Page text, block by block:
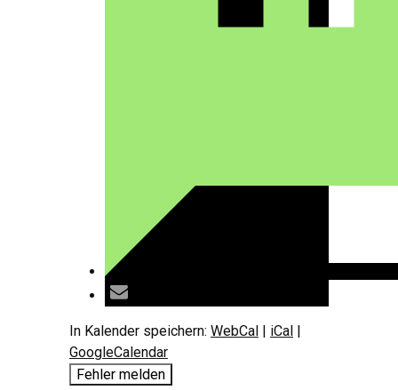
In Kalender speichern: WebCal | iCal |
GoogleCalendar
Fehler melden